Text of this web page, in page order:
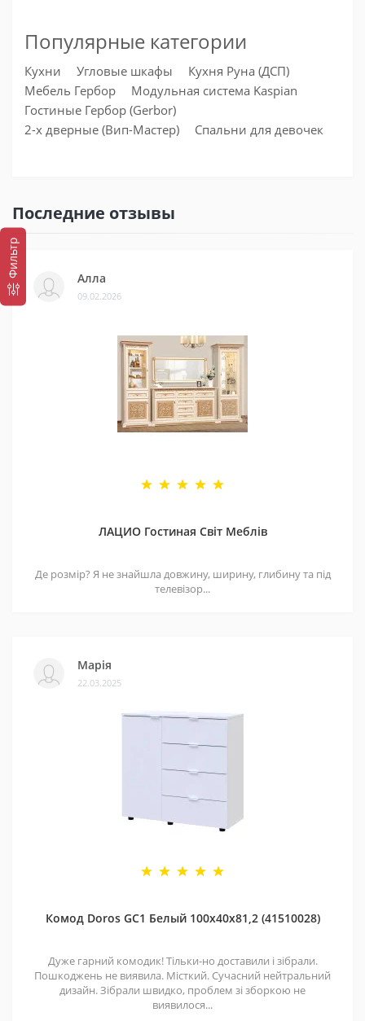
Фильтр
Популярные категории
Кухни Угловые шкафы
Кухня Руна (ДСП)
Мебель Гербор
Модульная система Kaspian
Гостиные Гербор (Gerbor)
2-х дверные (Вип-Мастер)
Спальни для девочек
Последние отзывы
Алла
09.02.2026
ЛАЦИО Гостиная Світ Меблів
Де розмір? Я не знайшла довжину, ширину, глибину та під
телевізор...
Марія
22.03.2025
Комод Doros GС1 Белый 100х40х81,2 (41510028)
Дуже гарний комодик! Тільки-но доставили і зібрали.
Пошкоджень не виявила. Місткий. Сучасний нейтральний
дизайн. Зібрали швидко, проблем зі зборкою не
виявилося...